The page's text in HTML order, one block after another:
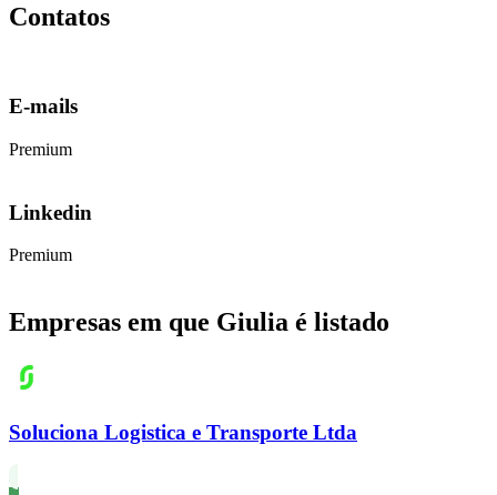
Contatos
E-mails
Premium
Linkedin
Premium
Empresas em que Giulia é listado
Soluciona Logistica e Transporte Ltda